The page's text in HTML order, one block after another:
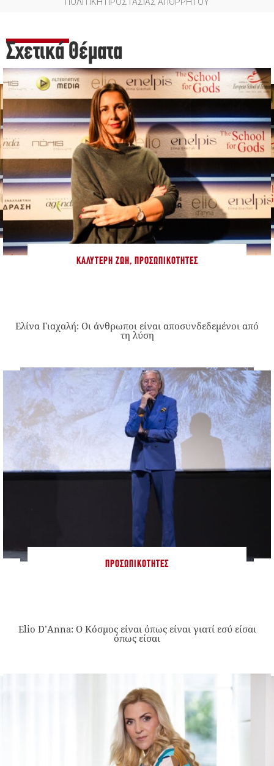
Σχετικά Θέματα
ΚΑΛΎΤΕΡΗ ΖΩΉ, ΠΡΟΣΩΠΙΚΌΤΗΤΕΣ
Ελίνα Γιαχαλή: Οι άνθρωποι είναι αποσυνδεδεμένοι από
τη λύση
ΠΡΟΣΩΠΙΚΌΤΗΤΕΣ
Elio D’Anna: Ο Κόσμος είναι όπως είναι γιατί εσύ είσαι
όπως είσαι